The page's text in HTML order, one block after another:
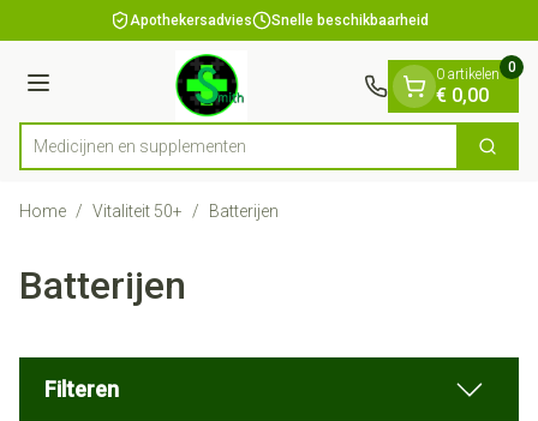
Ga naar de inhoudApothekersadvies Snelle beschikbaarheid
Menu
Product, merk, categorie...
Medicijnen Zoek
0 artikelen
€ 0,00
0
Home / Vitaliteit 50+ / Batterijen
Batterijen
Filteren